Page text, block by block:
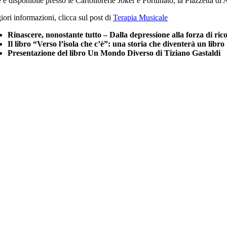
informazioni, clicca sul post di Terapia Musicale
Rinascere, nonostante tutto – Dalla depressione alla forza di
Il libro “Verso l’isola che c’è”: una storia che diventerà un libro
Presentazione del libro Un Mondo Diverso di Tiziano Gastaldi